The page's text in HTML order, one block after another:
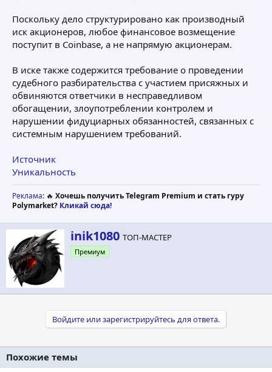
Поскольку дело структурировано как производный
иск акционеров, любое финансовое возмещение
поступит в Coinbase, а не напрямую акционерам.
В иске также содержится требование о проведении
судебного разбирательства с участием присяжных и
обвиняются ответчики в несправедливом
обогащении, злоупотреблении контролем и
нарушении фидуциарных обязанностей, связанных с
системным нарушением требований.
Источник
Уникальность
Реклама: 🔥 Хочешь получить Telegram Premium и стать гуру
Polymarket? Кликай сюда!
А
в
т
inik1080 ТОП-МАСТЕР
Премиум
Войдите или зарегистрируйтесь для ответа.
Похожие темы